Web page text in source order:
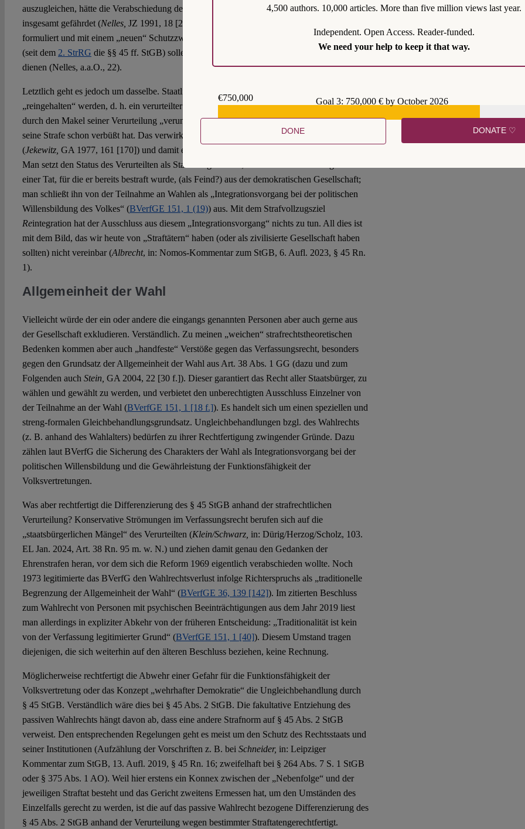
auszugleichen, hätte die Verabschiedung des
1. Strafrechtsreformgesetz (StrRG) von 1969
insgesamt gefährdet (Nelles, JZ 1991, 18 [21]). Deshalb wurden die Normen lediglich neu
formuliert und mit einem „neuen“ Schutzzweck versehen. Die neu gefassten §§ 31 ff. StGB
(seit dem 2. StrRG die §§ 45 ff. StGB) sollen nun der „Reinhaltung staatlicher Institutionen“
dienen (Nelles, a.a.O., 22).
Letztlich geht es jedoch um dasselbe. Staatliche Institutionen sollen vor Verurteilten
„reingehalten“ werden, d. h. ein verurteilter Straftäter ist „unrein“ und würde die Institution
durch den Makel seiner Verurteilung „verunreinigen“ – und dies, wohlgemerkt,nachdemer
seine Strafe schon verbüßt hat. Das verwirklicht einen „atavistischen Verstoßungsgedanken“
(Jekewitz, GA 1977, 161 [170]) und damit exakt das, was hinter den alten Ehrenstrafen stand.
Man setzt den Status des Verurteilten als Staatsbürger herab; man exkludiert ihn aufgrund
einer Tat, für die er bereits bestraft wurde, (als Feind?) aus der demokratischen Gesellschaft;
man schließt ihn von der Teilnahme an Wahlen als „Integrationsvorgang bei der politischen
Willensbildung des Volkes“ (BVerfGE 151, 1 (19)) aus. Mit dem Strafvollzugsziel
Reintegration hat der Ausschluss aus diesem „Integrationsvorgang“ nichts zu tun. All dies ist
mit dem Bild, das wir heute von „Straftätern“ haben (oder als zivilisierte Gesellschaft haben
sollten) nicht vereinbar (Albrecht, in: Nomos-Kommentar zum StGB, 6. Aufl. 2023, § 45 Rn.
1).
Allgemeinheit der Wahl
Vielleicht würde der ein oder andere die eingangs genannten Personen aber auch gerne aus
der Gesellschaft exkludieren. Verständlich. Zu meinen „weichen“ strafrechtstheoretischen
Bedenken kommen aber auch „handfeste“ Verstöße gegen das Verfassungsrecht, besonders
gegen den Grundsatz der Allgemeinheit der Wahl aus Art. 38 Abs. 1 GG (dazu und zum
Folgenden auch Stein, GA 2004, 22 [30 f.]). Dieser garantiert das Recht aller Staatsbürger, zu
wählen und gewählt zu werden, und verbietet den unberechtigten Ausschluss Einzelner von
der Teilnahme an der Wahl (BVerfGE 151, 1 [18 f.]). Es handelt sich um einen speziellen und
streng-formalen Gleichbehandlungsgrundsatz. Ungleichbehandlungen bzgl. des Wahlrechts
(z. B. anhand des Wahlalters) bedürfen zu ihrer Rechtfertigung zwingender Gründe. Dazu
zählen laut BVerfG die Sicherung des Charakters der Wahl als Integrationsvorgang bei der
politischen Willensbildung und die Gewährleistung der Funktionsfähigkeit der
Volksvertretungen.
Was aber rechtfertigt die Differenzierung des § 45 StGB anhand der strafrechtlichen
Verurteilung? Konservative Strömungen im Verfassungsrecht berufen sich auf die
„staatsbürgerlichen Mängel“ des Verurteilten (Klein/Schwarz, in: Dürig/Herzog/Scholz, 103.
EL Jan. 2024, Art. 38 Rn. 95 m. w. N.) und ziehen damit genau den Gedanken der
Ehrenstrafen heran, vor dem sich die Reform 1969 eigentlich verabschieden wollte. Noch
1973 legitimierte das BVerfG den Wahlrechtsverlust infolge Richterspruchs als „traditionelle
Begrenzung der Allgemeinheit der Wahl“ (BVerfGE 36, 139 [142]). Im zitierten Beschluss
zum Wahlrecht von Personen mit psychischen Beeinträchtigungen aus dem Jahr 2019 liest
man allerdings in expliziter Abkehr von der früheren Entscheidung: „Traditionalität ist kein
von der Verfassung legitimierter Grund“ (BVerfGE 151, 1 [40]). Diesem Umstand tragen
diejenigen, die sich weiterhin auf den älteren Beschluss beziehen, keine Rechnung.
Möglicherweise rechtfertigt die Abwehr einer Gefahr für die Funktionsfähigkeit der
Volksvertretung oder das Konzept „wehrhafter Demokratie“ die Ungleichbehandlung durch
§ 45 StGB. Verständlich wäre dies bei § 45 Abs. 2 StGB. Die fakultative Entziehung des
passiven Wahlrechts hängt davon ab, dass eine andere Strafnorm auf § 45 Abs. 2 StGB
verweist. Den entsprechenden Regelungen geht es meist um den Schutz des Rechtsstaats und
seiner Institutionen (Aufzählung der Vorschriften z. B. bei Schneider, in: Leipziger
Kommentar zum StGB, 13. Aufl. 2019, § 45 Rn. 16; zweifelhaft bei § 264 Abs. 7 S. 1 StGB
oder § 375 Abs. 1 AO). Weil hier erstens ein Konnex zwischen der „Nebenfolge“ und der
jeweiligen Straftat besteht und das Gericht zweitens Ermessen hat, um den Umständen des
Einzelfalls gerecht zu werden, ist die auf das passive Wahlrecht bezogene Differenzierung des
§ 45 Abs. 2 StGB anhand der Verurteilung wegen bestimmter Straftatengerechtfertigt.
4,500 authors. 10,000 articles. More than five million views last year.
Independent. Open Access. Reader-funded.
We need your help to keep it that way.
€750,000
Goal 3: 750,000 € by October 2026
DONE DONATE ♡